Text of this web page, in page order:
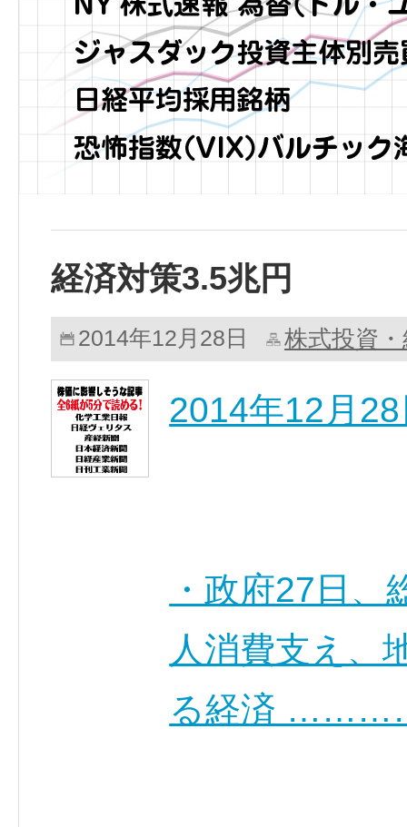
経済対策3.5兆円
2014年12月28日 株式投資
2014年12月
・政府27日
人消費支え、
る経済